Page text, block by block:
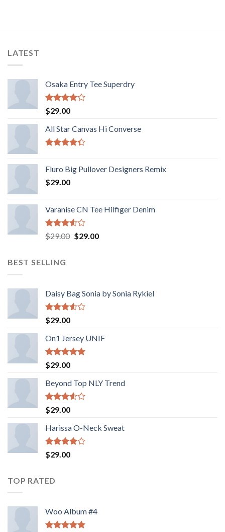
LATEST
Osaka Entry Tee Superdry
Valorado
con
de 5
$29.00
All Star Canvas Hi Converse
de 5
Fluro Big Pullover Designers Remix
$29.00
Varanise CN Tee Hilfiger Denim
Valorado
con
5
$29.00 El
$29.00El
BEST SELLING
Daisy Bag Sonia by Sonia Rykiel
Valorado
con
3.50 de
5
$29.00
On1 Jersey UNIF
Valorado
con
de 5
$29.00
Beyond Top NLY Trend
Valorado
con
3.50 de
5
$29.00
Harissa O-Neck Sweat
Valorado
con
$29.00
TOP RATED
Woo Album #4